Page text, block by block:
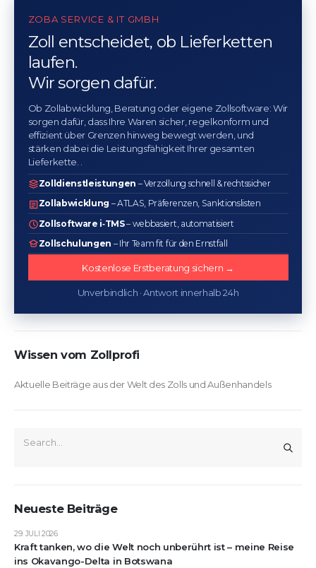
ZOBA SERVICE & IT GMBH
Zoll entscheidet, ob Lieferketten
laufen.
Wir sorgen dafür.
Ob Zollabwicklung, Beratung oder eigene Zollsoftware: Wir
sorgen dafür, dass Ihre Waren sicher, regelkonform und
effizient über Grenzen hinweg bewegt werden, und
stärken dabei die Leistungsfähigkeit Ihrer gesamten
Lieferkette. .
Zolldienstleistungen – Verzollung schnell & rechtssicher
Zollabwicklung – ATLAS, Präferenzen, Sanktionslisten
Zollsoftware i‑TMS– webbasiert, automatisiert
Zollschulungen – Ihr Team fit für den Ernstfall
Kostenlose Erstberatung sichern →
Unverbindlich · Antwort innerhalb 24h
Wissen vom Zollprofi
Aktuelle Beiträge aus der Welt des Zolls und Außenhandels
Neueste Beiträge
Kraft tanken, wo die Welt noch unberührt ist – meine Reise
ins Okavango-Delta in Botswana
29. JULI 2026